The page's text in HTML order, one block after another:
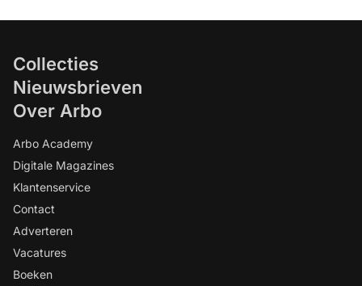
Collecties
Nieuwsbrieven
Over Arbo
Arbo Academy
Digitale Magazines
Klantenservice
Contact
Adverteren
Vacatures
Boeken